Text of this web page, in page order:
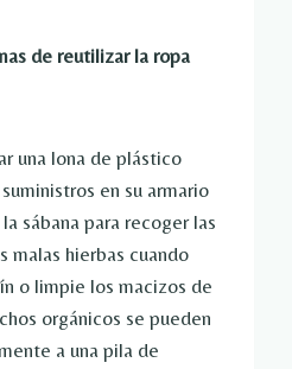
de reutilizar la ropa
una lona de plástico
en su armario
sábana para recoger las
malas hierbas cuando
o limpie los macizos de
orgánicos se pueden
a una pila de